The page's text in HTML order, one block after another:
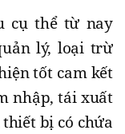
cụ thể từ nay
lý, loại trừ
tốt cam kết
nhập, tái xuất
bị có chứa